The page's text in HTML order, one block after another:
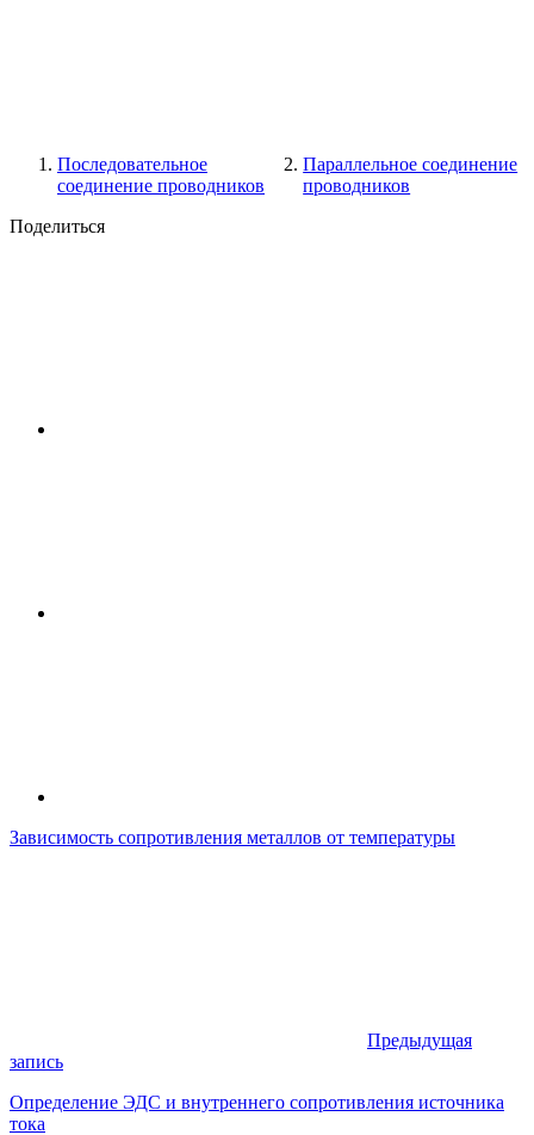
Последовательное
соединение проводников
Параллельное соединение
проводников
Поделиться
Зависимость сопротивления металлов от температуры
Предыдущая
запись
Определение ЭДС и внутреннего сопротивления источника
тока